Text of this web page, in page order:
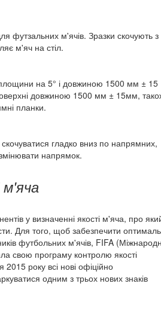
футзальних м'ячів. Зразки скочують з
м'яч на стіл.
на 5° і довжиною 1500 мм ± 15
довжиною 1500 мм ± 15мм,
планки.
гладко вниз по напрямних,
напрямок.
у визначенні якості м'яча, про
Для того, щоб забезпечити
футбольних м'ячів, FIFA
свою програму контролю якості
2015 року всі нові офіційно
одним з трьох нових знаків